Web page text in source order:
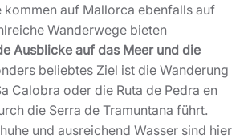
kommen auf Mallorca ebenfalls auf
Wanderwege bieten
Ausblicke auf das Meer und die
beliebtes Ziel ist die Wanderung
Calobra oder die Ruta de Pedra en
die Serra de Tramuntana führt.
und ausreichend Wasser sind hier